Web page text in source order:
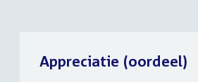
Appreciatie (oordeel)